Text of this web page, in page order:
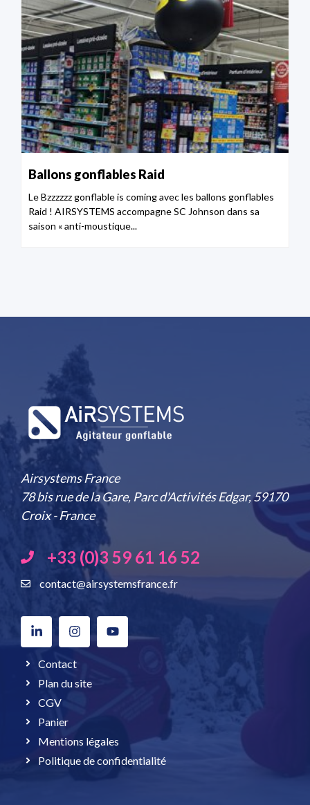
Ballons gonflables Raid
Le Bzzzzzz gonflable is coming avec les ballons gonflables
Raid ! AIRSYSTEMS accompagne SC Johnson dans sa
saison « anti-moustique...
Airsystems France
78 bis rue de la Gare, Parc d'Activités Edgar, 59170
Croix - France
+33 (0)3 59 61 16 52
contact@airsystemsfrance.fr
Contact
Plan du site
CGV
Panier
Mentions légales
Politique de confidentialité